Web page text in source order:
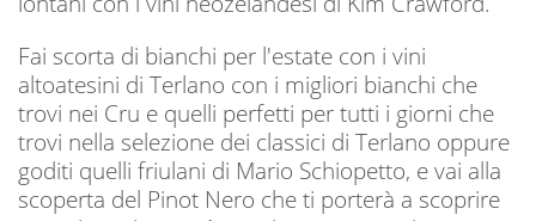
Fai scorta di bianchi per l'estate con i vini
altoatesini di Terlano con i migliori bianchi che
trovi nei Cru e quelli perfetti per tutti i giorni che
trovi nella selezione dei classici di Terlano oppure
goditi quelli friulani di Mario Schiopetto, e vai alla
scoperta del Pinot Nero che ti porterà a scoprire